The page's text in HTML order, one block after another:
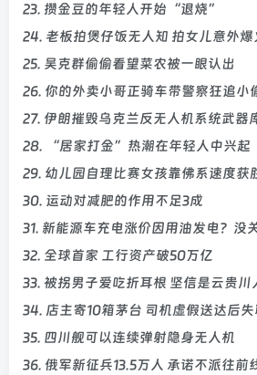
23. 攒金豆的年轻人开始“退烧”
24. 老板拍煲仔饭无人知 拍女儿意外爆
25. 吴克群偷偷看望菜农被一眼认出
26. 你的外卖小哥正骑车带警察狂追小
27. 伊朗摧毁乌克兰反无人机系统武器
28. “居家打金”热潮在年轻人中兴起
29. 幼儿园自理比赛女孩靠佛系速度获
30. 运动对减肥的作用不足3成
31. 新能源车充电涨价因用油发电？没
32. 全球首家 工行资产破50万亿
33. 被拐男子爱吃折耳根 坚信是云贵川
34. 店主寄10箱茅台 司机虚假送达后失
35. 四川舰可以连续弹射隐身无人机
36. 俄军新征兵13.5万人 承诺不派往前